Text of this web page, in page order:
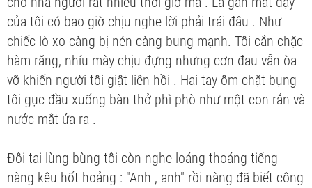
của tôi có bao giờ chịu nghe lời phải trái đâu . Như
chiếc lò xo càng bị nén càng bung mạnh. Tôi cắn chặc
hàm răng, nhíu mày chịu đựng nhưng cơn đau vẫn òa
vỡ khiến người tôi giật liên hồi . Hai tay ôm chặt bụng
tôi gục đầu xuống bàn thở phì phò như một con rắn và
nước mắt ứa ra .
Đôi tai lùng bùng tôi còn nghe loáng thoáng tiếng
nàng kêu hốt hoảng : "Anh , anh" rồi nàng đã biết công